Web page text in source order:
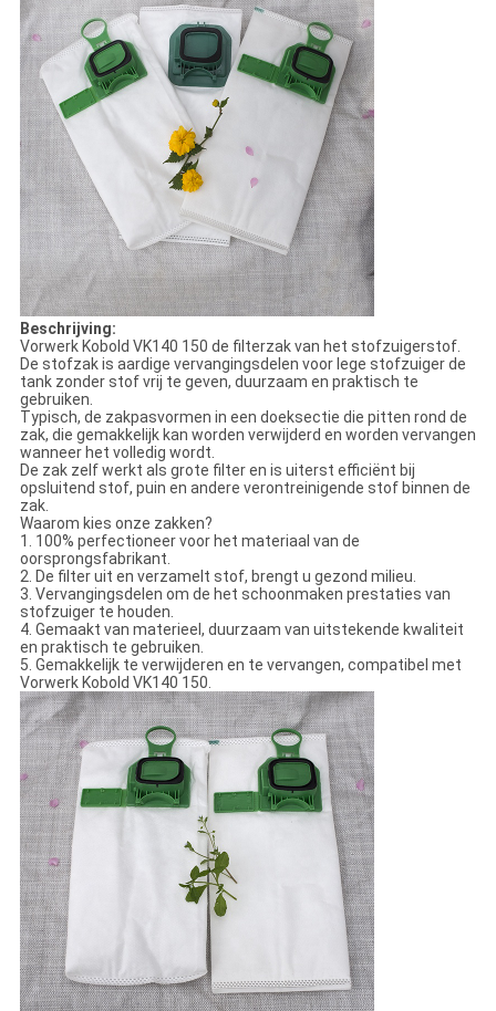
Beschrijving:
Vorwerk Kobold VK140 150 de filterzak van het stofzuigerstof.
De stofzak is aardige vervangingsdelen voor lege stofzuiger de
tank zonder stof vrij te geven, duurzaam en praktisch te
gebruiken.
Typisch, de zakpasvormen in een doeksectie die pitten rond de
zak, die gemakkelijk kan worden verwijderd en worden vervangen
wanneer het volledig wordt.
De zak zelf werkt als grote filter en is uiterst efficiënt bij
opsluitend stof, puin en andere verontreinigende stof binnen de
zak.
Waarom kies onze zakken?
1. 100% perfectioneer voor het materiaal van de
oorsprongsfabrikant.
2. De filter uit en verzamelt stof, brengt u gezond milieu.
3. Vervangingsdelen om de het schoonmaken prestaties van
stofzuiger te houden.
4. Gemaakt van materieel, duurzaam van uitstekende kwaliteit
en praktisch te gebruiken.
5. Gemakkelijk te verwijderen en te vervangen, compatibel met
Vorwerk Kobold VK140 150.